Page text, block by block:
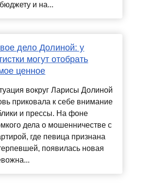
и на...
дело Долиной: у
могут отобрать
ценное
вокруг Ларисы Долиной
приковала к себе внимание
и прессы. На фоне
дела о мошенничестве с
где певица признана
появилась новая